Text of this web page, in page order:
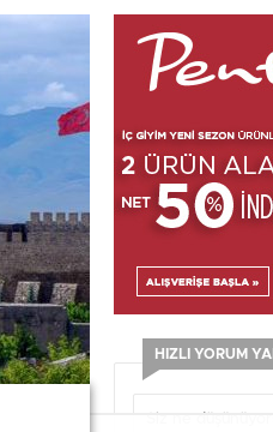
HIZLI YORUM